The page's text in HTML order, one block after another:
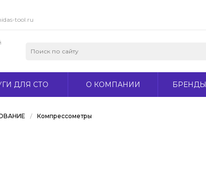
tool.ru
ДЛЯ СТО О КОМПАНИИ БРЕНДЫ
/ Компрессометры